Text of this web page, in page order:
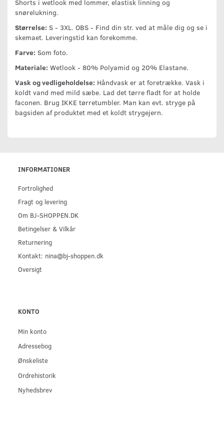
Shorts i wetlook med lommer, elastisk linning og
snørelukning.
Størrelse: S - 3XL. OBS - Find din str. ved at måle dig og se i
skemaet. Leveringstid kan forekomme.
Farve: Som foto.
Materiale: Wetlook - 80% Polyamid og 20% Elastane.
Vask og vedligeholdelse: Håndvask er at foretrække. Vask i
koldt vand med mild sæbe. Lad det tørre fladt for at holde
faconen. Brug IKKE tørretumbler. Man kan evt. stryge på
bagsiden af produktet med et koldt strygejern.
INFORMATIONER
Fortrolighed
Fragt og levering
Om BJ-SHOPPEN.DK
Betingelser & Vilkår
Returnering
Kontakt: nina@bj-shoppen.dk
Oversigt
KONTO
Min konto
Adressebog
Ønskeliste
Ordrehistorik
Nyhedsbrev